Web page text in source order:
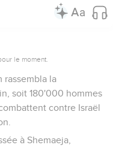
le moment.
rassembla la
soit 180'000 hommes
contre Israël
à Shemaeja,